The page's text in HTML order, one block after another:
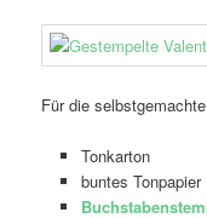
Für die
Tonkarton
buntes Tonpapier